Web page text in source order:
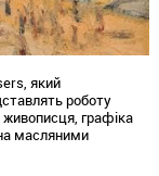
який
роботу
живописця, графіка
масляними